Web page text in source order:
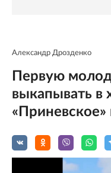
Александр Дрозденко
Первую
выкапывать в